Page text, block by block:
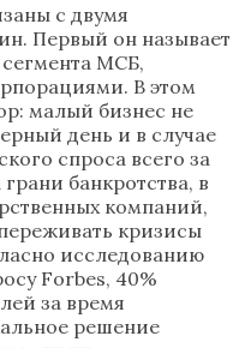
с двумя
Первый он называет
МСБ,
В этом
малый бизнес не
день и в случае
спроса всего за
банкротства, в
компаний,
кризисы
исследованию
Forbes, 40%
за время
решение